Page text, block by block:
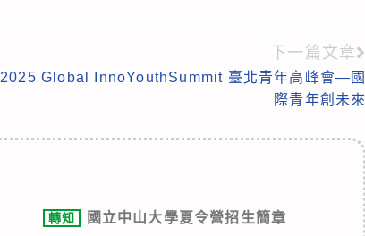
下一篇文章
2025 Global InnoYouthSummit 臺北青年高峰會—國
際青年創未來
轉知 國立中山大學夏令營招生簡章